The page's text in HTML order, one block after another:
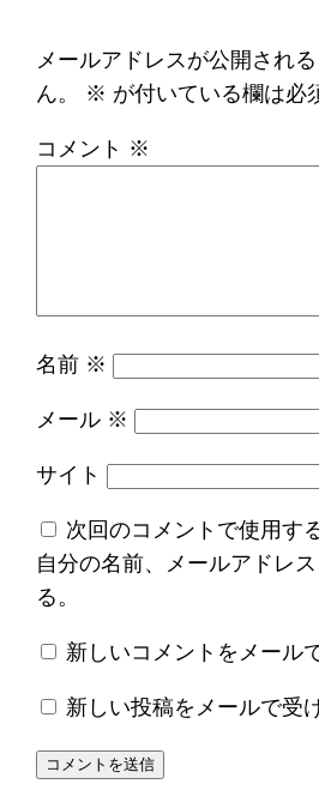
メールアドレスが公開され
ん。
※ が付いている欄は必
コメント ※
名前 ※
メール ※
サイト
次回のコメントで使用す
自分の名前、メールアドレ
る。
新しいコメントをメール
新しい投稿をメールで受